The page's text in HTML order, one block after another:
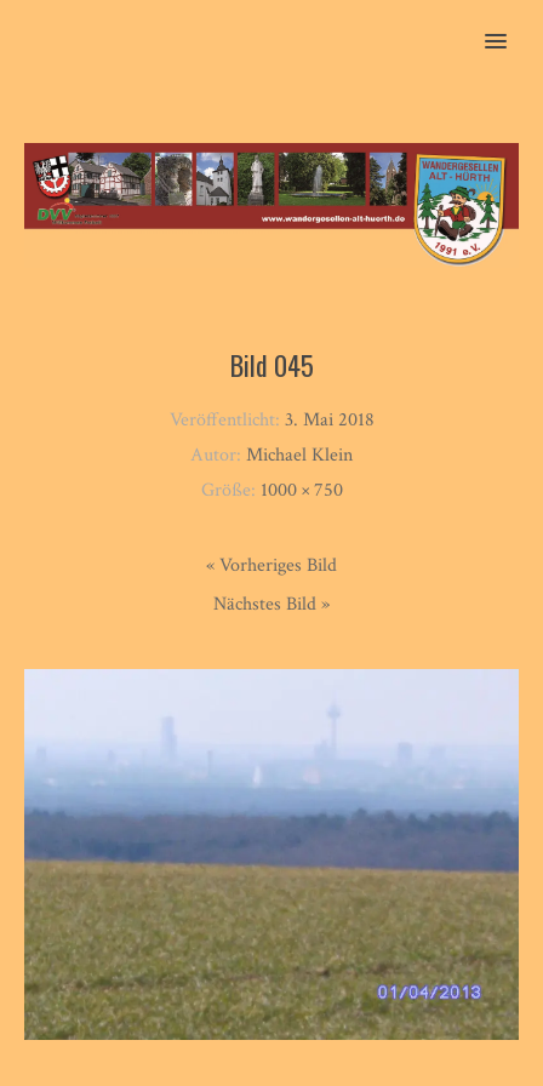
MENU
Bild 045
Veröffentlicht: 3. Mai 2018
Autor: Michael Klein
Größe: 1000 × 750
« Vorheriges Bild
Nächstes Bild »